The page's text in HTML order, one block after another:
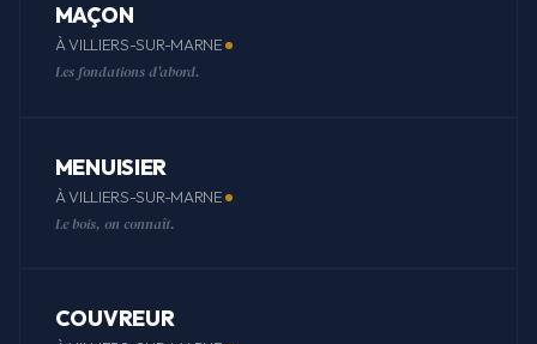
MAÇON
À VILLIERS-SUR-MARNE
Les fondations d'abord.
MENUISIER
À VILLIERS-SUR-MARNE
Le bois, on connaît.
COUVREUR